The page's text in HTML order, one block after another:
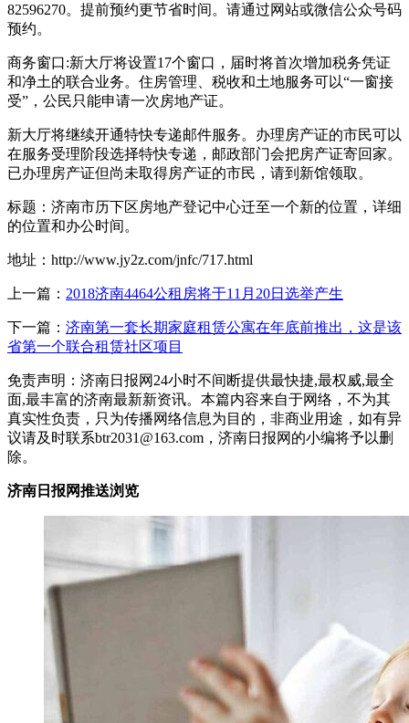
82596270。提前预约更节省时间。请通过网站或微信公众号码
预约。
商务窗口:新大厅将设置17个窗口，届时将首次增加税务凭证
和净土的联合业务。住房管理、税收和土地服务可以“一窗接
受”，公民只能申请一次房地产证。
新大厅将继续开通特快专递邮件服务。办理房产证的市民可以
在服务受理阶段选择特快专递，邮政部门会把房产证寄回家。
已办理房产证但尚未取得房产证的市民，请到新馆领取。
标题：济南市历下区房地产登记中心迁至一个新的位置，详细
的位置和办公时间。
地址：http://www.jy2z.com/jnfc/717.html
上一篇： 2018济南4464公租房将于11月20日选举产生
下一篇： 济南第一套长期家庭租赁公寓在年底前推出，这是该
省第一个联合租赁社区项目
免责声明：济南日报网24小时不间断提供最快捷,最权威,最全
面,最丰富的济南最新新资讯。本篇内容来自于网络，不为其
真实性负责，只为传播网络信息为目的，非商业用途，如有异
议请及时联系btr2031@163.com，济南日报网的小编将予以删
除。
济南日报网推送浏览